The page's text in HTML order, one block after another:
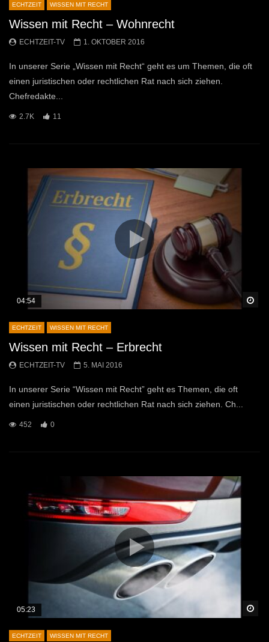
ECHTZEIT WISSEN MIT RECHT
Wissen mit Recht – Wohnrecht
ECHTZEIT-TV 1. OKTOBER 2016
In unserer Serie „Wissen mit Recht“ geht es um Themen, die oft
einen juristischen oder rechtlichen Rat nach sich ziehen.
Chefredakte...
2.7K 11
04:54
ECHTZEIT WISSEN MIT RECHT
Wissen mit Recht – Erbrecht
ECHTZEIT-TV 5. MAI 2016
In unserer Serie “Wissen mit Recht” geht es Themen, die oft
einen juristischen oder rechtlichen Rat nach sich ziehen. Ch...
452 0
05:23
ECHTZEIT WISSEN MIT RECHT